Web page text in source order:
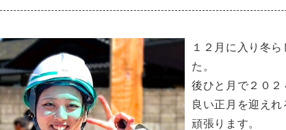
１２月に入り冬
た。
後ひと月で２０２
良い正月を迎え
頑張ります。